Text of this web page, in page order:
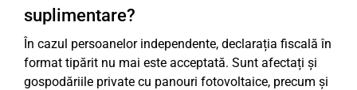
suplimentare?
În cazul persoanelor independente, declarația fiscală în
format tipărit nu mai este acceptată. Sunt afectați și
gospodăriile private cu panouri fotovoltaice, precum și